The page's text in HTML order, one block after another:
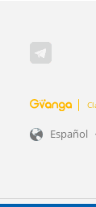
Español